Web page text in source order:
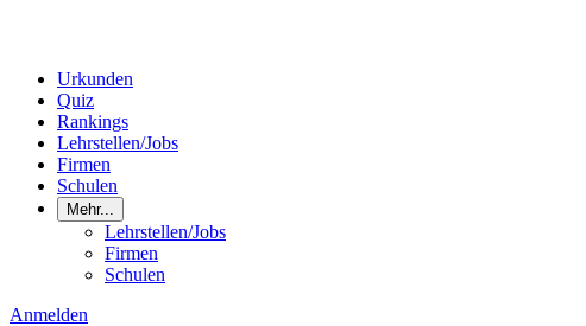
Urkunden
Quiz
Rankings
Lehrstellen/Jobs
Firmen
Schulen
Mehr...
Lehrstellen/Jobs
Firmen
Schulen
Anmelden